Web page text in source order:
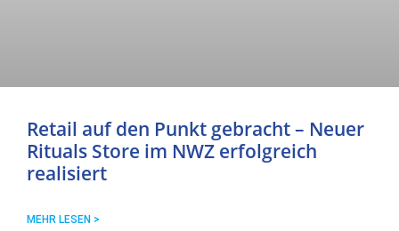
Retail auf den Punkt gebracht – Neuer
Rituals Store im NWZ erfolgreich
realisiert
MEHR LESEN >